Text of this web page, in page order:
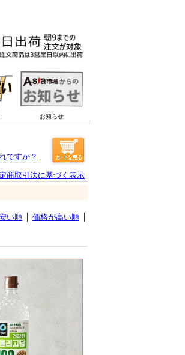
ですか？
商取引法に基づく表示
い順 価格が高い順